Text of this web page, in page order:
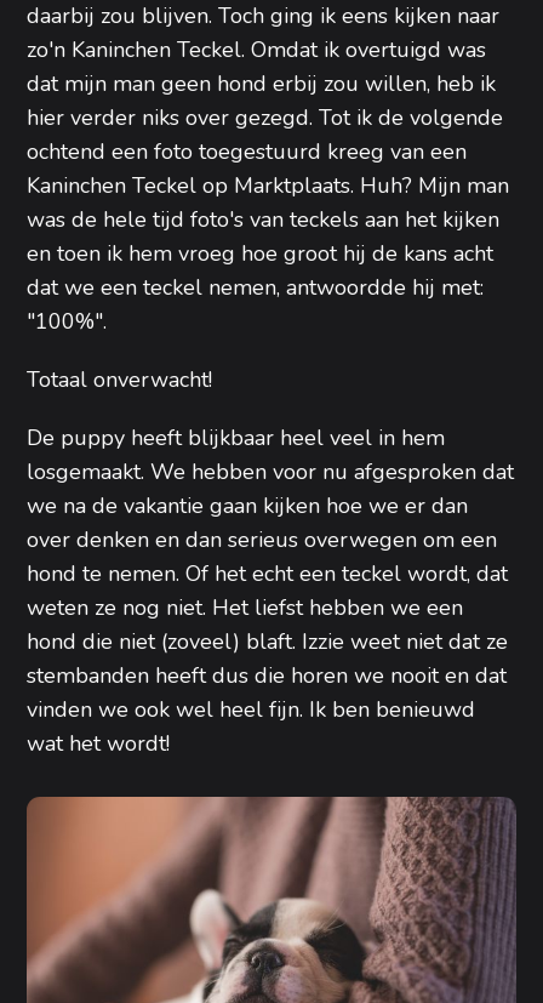
daarbij zou blijven. Toch ging ik eens kijken naar
zo'n Kaninchen Teckel. Omdat ik overtuigd was
dat mijn man geen hond erbij zou willen, heb ik
hier verder niks over gezegd. Tot ik de volgende
ochtend een foto toegestuurd kreeg van een
Kaninchen Teckel op Marktplaats. Huh? Mijn man
was de hele tijd foto's van teckels aan het kijken
en toen ik hem vroeg hoe groot hij de kans acht
dat we een teckel nemen, antwoordde hij met:
"100%".
Totaal onverwacht!
De puppy heeft blijkbaar heel veel in hem
losgemaakt. We hebben voor nu afgesproken dat
we na de vakantie gaan kijken hoe we er dan
over denken en dan serieus overwegen om een
hond te nemen. Of het echt een teckel wordt, dat
weten ze nog niet. Het liefst hebben we een
hond die niet (zoveel) blaft. Izzie weet niet dat ze
stembanden heeft dus die horen we nooit en dat
vinden we ook wel heel fijn. Ik ben benieuwd
wat het wordt!